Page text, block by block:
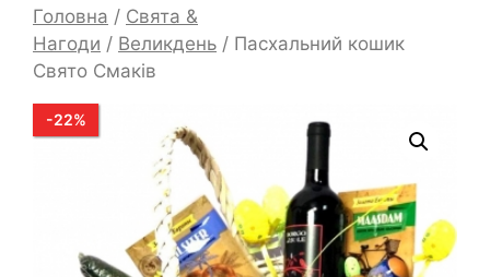
Головна / Свята &
Нагоди / Великдень / Пасхальний кошик
Свято Смаків
-22%